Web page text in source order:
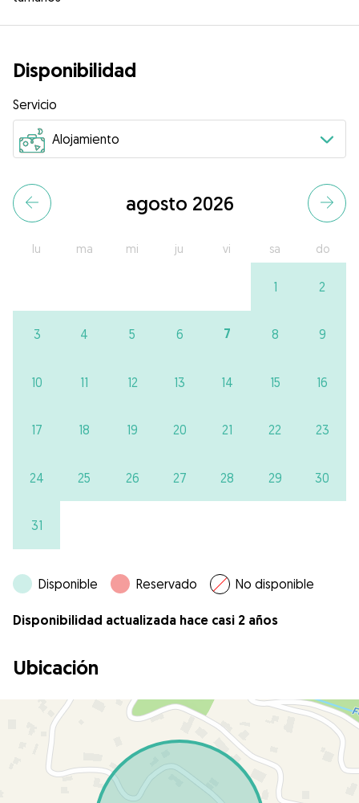
Disponibilidad
Servicio
agosto 2026
lu ma mi ju vi sa do
1 2
3 4 5 6 7 8 9
10 11 12 13 14 15 16
17 18 19 20 21 22 23
24 25 26 27 28 29 30
31
Disponible Reservado No disponible
Disponibilidad actualizada hace casi 2 años
Ubicación